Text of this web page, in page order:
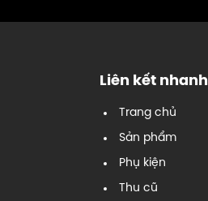
Liên kết nhanh
Trang chủ
Sản phẩm
Phụ kiện
Thu cũ